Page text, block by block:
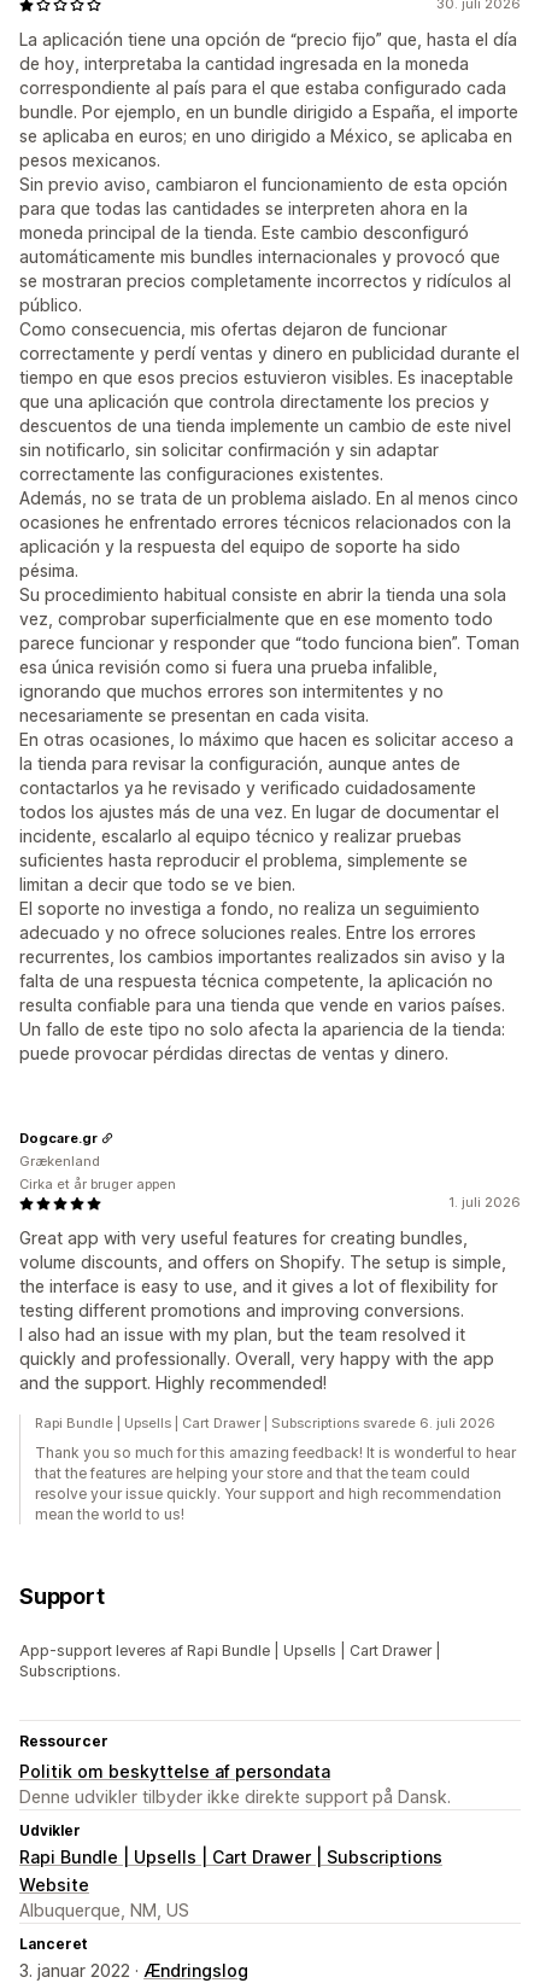
30. juli 2026
La aplicación tiene una opción de “precio fijo” que, hasta el día
de hoy, interpretaba la cantidad ingresada en la moneda
correspondiente al país para el que estaba configurado cada
bundle. Por ejemplo, en un bundle dirigido a España, el importe
se aplicaba en euros; en uno dirigido a México, se aplicaba en
pesos mexicanos.
Sin previo aviso, cambiaron el funcionamiento de esta opción
para que todas las cantidades se interpreten ahora en la
moneda principal de la tienda. Este cambio desconfiguró
automáticamente mis bundles internacionales y provocó que
se mostraran precios completamente incorrectos y ridículos al
público.
Como consecuencia, mis ofertas dejaron de funcionar
correctamente y perdí ventas y dinero en publicidad durante el
tiempo en que esos precios estuvieron visibles. Es inaceptable
que una aplicación que controla directamente los precios y
descuentos de una tienda implemente un cambio de este nivel
sin notificarlo, sin solicitar confirmación y sin adaptar
correctamente las configuraciones existentes.
Además, no se trata de un problema aislado. En al menos cinco
ocasiones he enfrentado errores técnicos relacionados con la
aplicación y la respuesta del equipo de soporte ha sido
pésima.
Su procedimiento habitual consiste en abrir la tienda una sola
vez, comprobar superficialmente que en ese momento todo
parece funcionar y responder que “todo funciona bien”. Toman
esa única revisión como si fuera una prueba infalible,
ignorando que muchos errores son intermitentes y no
necesariamente se presentan en cada visita.
En otras ocasiones, lo máximo que hacen es solicitar acceso a
la tienda para revisar la configuración, aunque antes de
contactarlos ya he revisado y verificado cuidadosamente
todos los ajustes más de una vez. En lugar de documentar el
incidente, escalarlo al equipo técnico y realizar pruebas
suficientes hasta reproducir el problema, simplemente se
limitan a decir que todo se ve bien.
El soporte no investiga a fondo, no realiza un seguimiento
adecuado y no ofrece soluciones reales. Entre los errores
recurrentes, los cambios importantes realizados sin aviso y la
falta de una respuesta técnica competente, la aplicación no
resulta confiable para una tienda que vende en varios países.
Un fallo de este tipo no solo afecta la apariencia de la tienda:
puede provocar pérdidas directas de ventas y dinero.
1. juli 2026
Great app with very useful features for creating bundles,
volume discounts, and offers on Shopify. The setup is simple,
the interface is easy to use, and it gives a lot of flexibility for
testing different promotions and improving conversions.
I also had an issue with my plan, but the team resolved it
quickly and professionally. Overall, very happy with the app
and the support. Highly recommended!
Dogcare.gr
Grækenland
Cirka et år bruger appen
Rapi Bundle | Upsells | Cart Drawer | Subscriptions svarede 6. juli 2026
Thank you so much for this amazing feedback! It is wonderful to hear
that the features are helping your store and that the team could
resolve your issue quickly. Your support and high recommendation
mean the world to us!
Support
App-support leveres af Rapi Bundle | Upsells | Cart Drawer |
Subscriptions.
Ressourcer
Politik om beskyttelse af persondata
Denne udvikler tilbyder ikke direkte support på Dansk.
Udvikler
Rapi Bundle | Upsells | Cart Drawer | Subscriptions
Website
Albuquerque, NM, US
Lanceret
3. januar 2022 · Ændringslog